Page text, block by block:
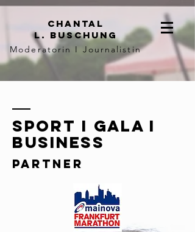
Chantal
L. Buschung
Moderatorin I Journalistin
Sport I Gala I
Business
Partner